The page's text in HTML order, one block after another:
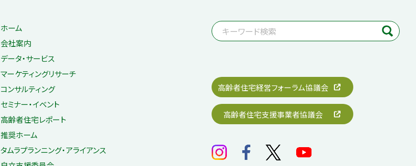
ホーム
会社案内
データ・サービス
マーケティングリサーチ
コンサルティング
セミナー・イベント
高齢者住宅レポート
推奨ホーム
タムラプランニング・アライアンス
高齢者住宅経営フォーラム協議会
高齢者住宅支援事業者協議会